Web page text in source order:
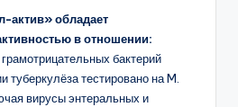
актив» обладает
в отношении:
бактерий
туберкулёза тестировано на M.
вирусы энтеральных и